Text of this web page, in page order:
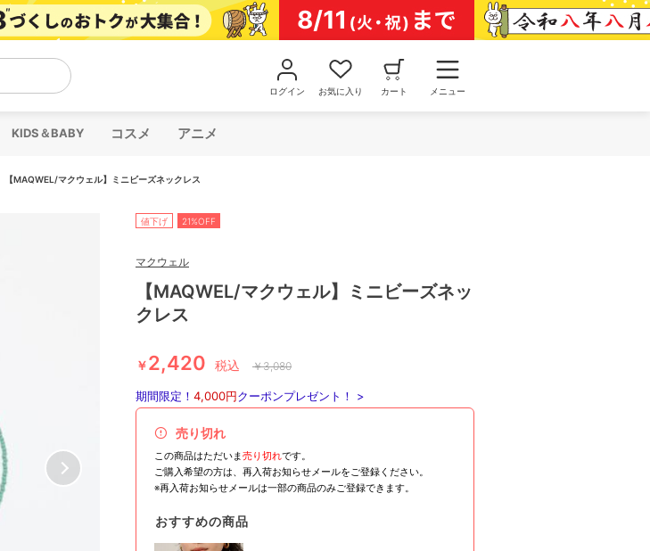
ログイン お気に入り カート メニュー
KIDS＆BABY コスメ アニメ
【MAQWEL/マクウェル】ミニビーズネックレス
値下げ 21%OFF
マクウェル
【MAQWEL/マクウェル】ミニビーズネッ
クレス
￥2,420 税込 ￥3,080
期間限定！ 4,000円クーポンプレゼント！ >
売り切れ
この商品はただいま売り切れです。
ご購入希望の方は、再入荷お知らせメールをご登録ください。
※再入荷お知らせメールは一部の商品のみご登録できます。
おすすめの商品